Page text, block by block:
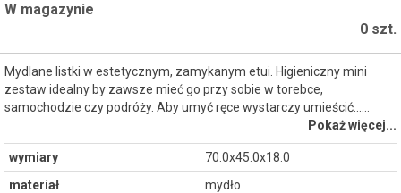
W magazynie
0 szt.
Mydlane listki w estetycznym, zamykanym etui. Higieniczny mini
zestaw idealny by zawsze mieć go przy sobie w torebce,
samochodzie czy podróży. Aby umyć ręce wystarczy umieścić...…
Pokaż więcej...
wymiary
70.0x45.0x18.0
materiał
mydło